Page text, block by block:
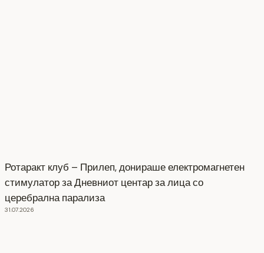
Ротаракт клуб – Прилеп, донираше електромагнетен
стимулатор за Дневниот центар за лица со
церебрална парализа
31.07.2026